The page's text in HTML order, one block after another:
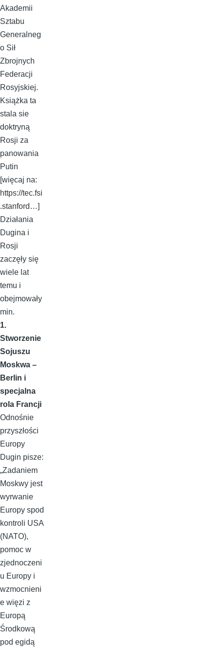
Akademii
Sztabu
Generalneg
o Sił
Zbrojnych
Federacji
Rosyjskiej.
Książka ta
stala sie
doktryną
Rosji za
panowania
Putin
[więcaj na:
https://tec.fsi
.stanford…]
Działania
Dugina i
Rosji
zaczęły się
wiele lat
temu i
obejmowały
min.
1.
Stworzenie
Sojuszu
Moskwa –
Berlin i
specjalna
rola Francji
Odnośnie
przyszłości
Europy
Dugin pisze:
„Zadaniem
Moskwy jest
wyrwanie
Europy spod
kontroli USA
(NATO),
pomoc w
zjednoczeni
u Europy i
wzmocnieni
e więzi z
Europą
Środkową
pod egidą